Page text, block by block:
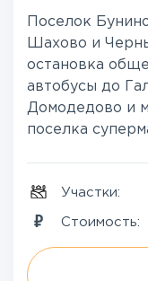
Поселок
Шахово и
остановка
автобусы до
Домодедово и
поселка
Участки:
Стоимость: